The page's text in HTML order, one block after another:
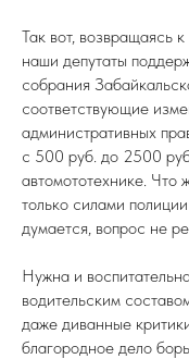
Так вот, возвращаясь
наши депутаты
собрания
соответствующие
административных
с 500 руб. до 2500
автомототехнике. Что
только силами
думается, вопрос не
Нужна и
водительским
даже диванные
благородное дело